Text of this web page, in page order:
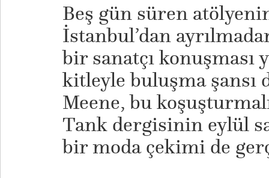
Beş gün süren
İstanbul’dan
bir sanatçı konuşması
kitleyle buluşma şansı
Meene, bu
Tank dergisinin eylül
bir moda çekimi de